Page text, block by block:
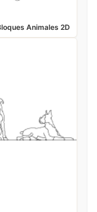
Animales 2D